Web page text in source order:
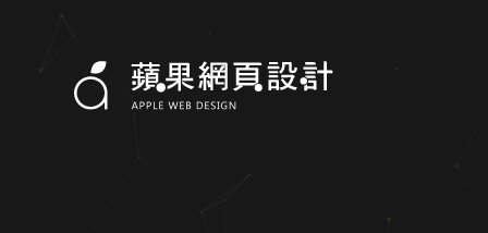
網頁設計案例/範例